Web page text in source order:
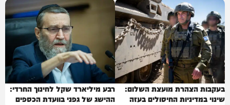
בעקבות הצהרת מועצת השלום:
שינוי במדיניות החיסולים בעזה
רבע מיליארד שקל לחינוך החרדי:
ההישג של גפני בוועדת הכספים